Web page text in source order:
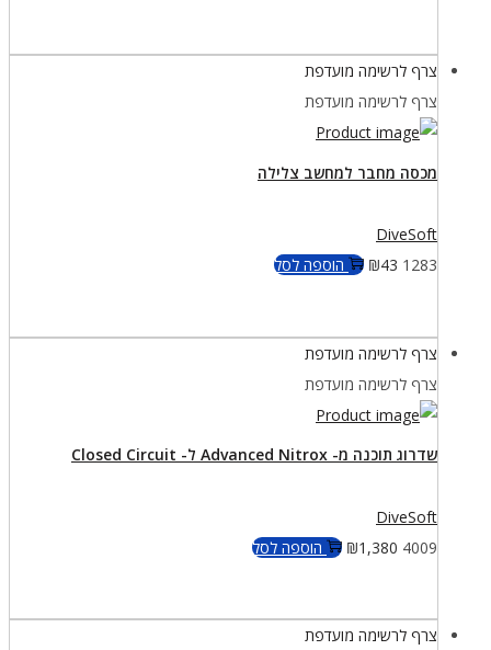
צרף לרשימה מועדפת
צרף לרשימה מועדפת
מכסה מחבר למחשב צלילה
DiveSoft
1283
₪43 הוספה לסל
צרף לרשימה מועדפת
צרף לרשימה מועדפת
שדרוג תוכנה מ- Advanced Nitrox ל- Closed Circuit
DiveSoft
4009
₪1,380 הוספה לסל
צרף לרשימה מועדפת